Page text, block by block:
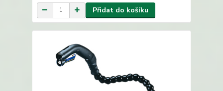
Přidat do košíku